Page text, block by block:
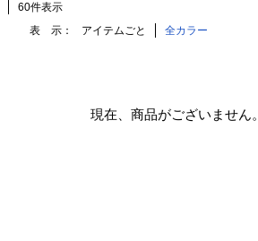
60件表示
表 示： アイテムごと 全カラー
現在、商品がございません。